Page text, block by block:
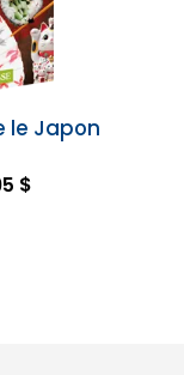
le Japon
$